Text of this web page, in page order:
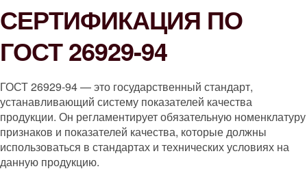
СЕРТИФИКАЦИЯ ПО
ГОСТ 26929-94
ГОСТ 26929-94 — это государственный стандарт,
устанавливающий систему показателей качества
продукции. Он регламентирует обязательную номенклатуру
признаков и показателей качества, которые должны
использоваться в стандартах и технических условиях на
данную продукцию.